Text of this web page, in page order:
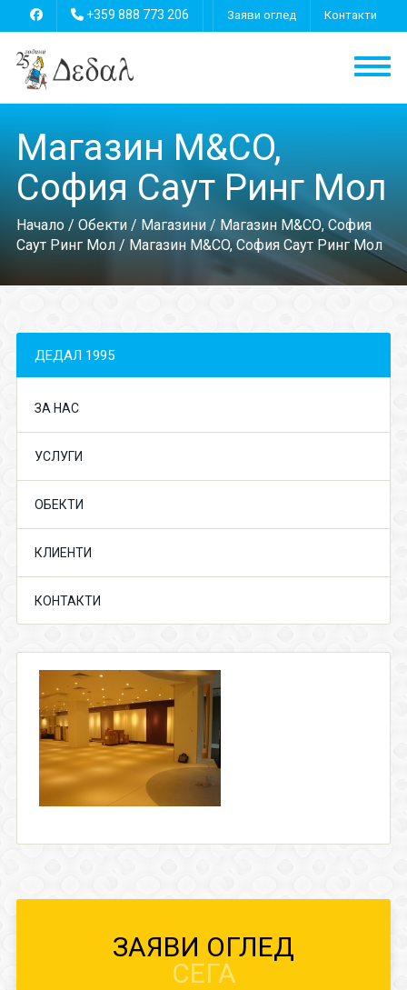
+359 888 773 206 Заяви оглед Контакти
Магазин M&CO,
София Саут Ринг Мол
Начало/ Обекти/ Магазини/ Магазин M&CО, София
Саут Ринг Мол/ Магазин M&CO, София Саут Ринг Мол
ДЕДАЛ 1995
ЗА НАС
УСЛУГИ
ОБЕКТИ
КЛИЕНТИ
КОНТАКТИ
ЗАЯВИ ОГЛЕД
СЕГА